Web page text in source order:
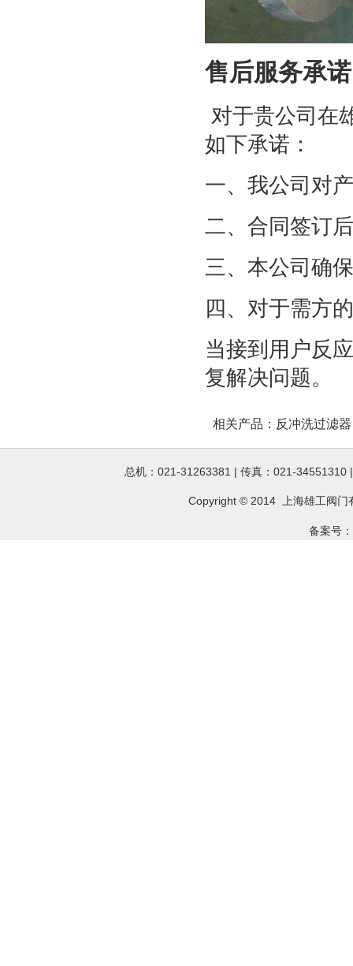
售后服务承诺
对于贵公司在
如下承诺：
一、我公司对
二、合同签订
三、本公司确
四、对于需方
当接到用户反
复解决问题。
相关产品： 反冲洗过滤器
总机：021-31263381 | 传真：021-
Copyright © 2014 上海雄工阀门
备案号